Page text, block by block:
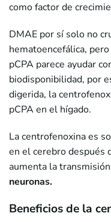
como factor de
DMAE por sí solo no
hematoencefálica,
pCPA parece ayudar
biodisponibilidad, por
digerida, la
pCPA en el hígado.
La centrofenoxina es
en el cerebro después
aumenta la
neuronas.
Beneficios de la